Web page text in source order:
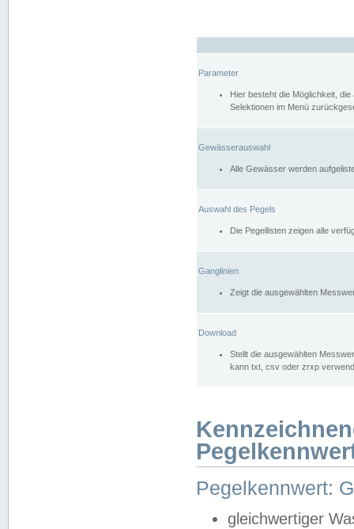
Parameter
Hier besteht die Möglichkeit,
Selektionen im Menü
Gewässerauswahl
Alle Gewässer werden
Auswahl des Pegels
Die Pegellisten zeigen alle
Ganglinien
Zeigt die ausgewählten
Download
Stellt die ausgewählten
kann txt, csv oder zrxp
Pegelkennwert:
gleichwertiger